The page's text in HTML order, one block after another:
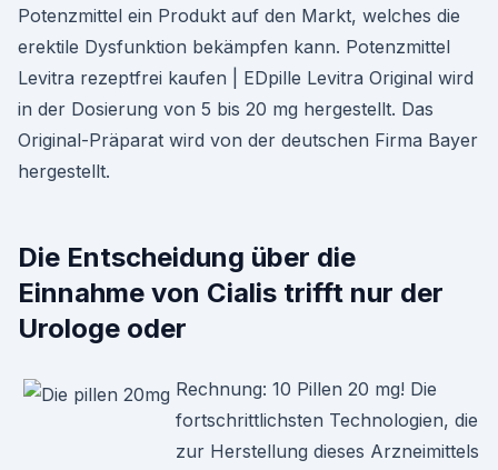
Potenzmittel ein Produkt auf den Markt, welches die
erektile Dysfunktion bekämpfen kann. Potenzmittel
Levitra rezeptfrei kaufen | EDpille Levitra Original wird
in der Dosierung von 5 bis 20 mg hergestellt. Das
Original-Präparat wird von der deutschen Firma Bayer
hergestellt.
Die Entscheidung über die
Einnahme von Cialis trifft nur der
Urologe oder
Rechnung: 10 Pillen 20 mg! Die
fortschrittlichsten Technologien, die
zur Herstellung dieses Arzneimittels